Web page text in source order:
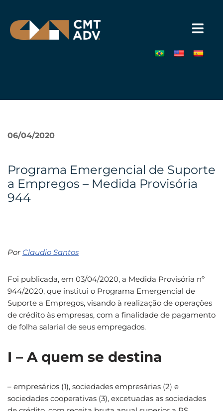
Pular
para
»
Programa Emergencial de Suporte
a Empregos – Medida Provisória
944
06/04/2020
Por Claudio Santos
Foi publicada, em 03/04/2020, a Medida Provisória nº
944/2020, que institui o Programa Emergencial de
Suporte a Empregos, visando à realização de operações
de crédito às empresas, com a finalidade de pagamento
de folha salarial de seus empregados.
I – A quem se destina
– empresários (1), sociedades empresárias (2) e
sociedades cooperativas (3), excetuadas as sociedades